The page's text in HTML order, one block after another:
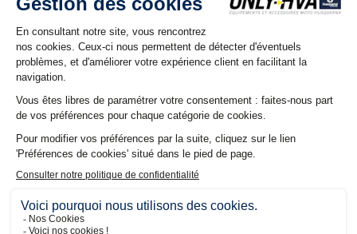
Produit en stock. Livraison 48H
Maillot Enduro Husqvarna
59,94 €
Rupture de stock
Maillot cross Enfant
Shirt"
31,97 €